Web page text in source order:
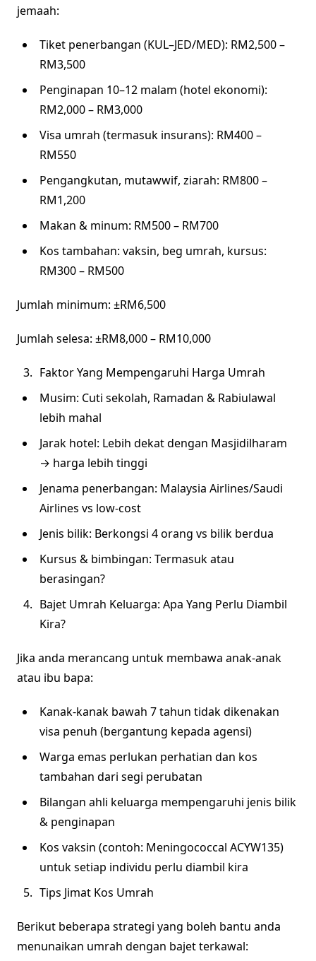
jemaah:
Tiket penerbangan (KUL–JED/MED): RM2,500 –
RM3,500
Penginapan 10–12 malam (hotel ekonomi):
RM2,000 – RM3,000
Visa umrah (termasuk insurans): RM400 –
RM550
Pengangkutan, mutawwif, ziarah: RM800 –
RM1,200
Makan & minum: RM500 – RM700
Kos tambahan: vaksin, beg umrah, kursus:
RM300 – RM500
Jumlah minimum: ±RM6,500
Jumlah selesa: ±RM8,000 – RM10,000
Faktor Yang Mempengaruhi Harga Umrah
Musim: Cuti sekolah, Ramadan & Rabiulawal
lebih mahal
Jarak hotel: Lebih dekat dengan Masjidilharam
→ harga lebih tinggi
Jenama penerbangan: Malaysia Airlines/Saudi
Airlines vs low-cost
Jenis bilik: Berkongsi 4 orang vs bilik berdua
Kursus & bimbingan: Termasuk atau
berasingan?
Bajet Umrah Keluarga: Apa Yang Perlu Diambil
Kira?
Jika anda merancang untuk membawa anak-anak
atau ibu bapa:
Kanak-kanak bawah 7 tahun tidak dikenakan
visa penuh (bergantung kepada agensi)
Warga emas perlukan perhatian dan kos
tambahan dari segi perubatan
Bilangan ahli keluarga mempengaruhi jenis bilik
& penginapan
Kos vaksin (contoh: Meningococcal ACYW135)
untuk setiap individu perlu diambil kira
Tips Jimat Kos Umrah
Berikut beberapa strategi yang boleh bantu anda
menunaikan umrah dengan bajet terkawal: